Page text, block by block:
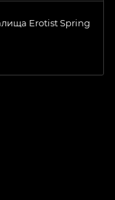
Erotist Spring